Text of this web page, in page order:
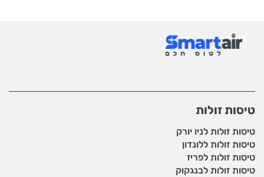
טיסות זולות
טיסות זולות לניו יורק
טיסות זולות ללונדון
טיסות זולות לפריז
טיסות זולות לבנגקוק